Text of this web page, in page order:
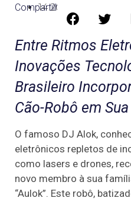
14:20
Compartilhe:
Entre Ritmos
Inovações
Brasileiro
Cão-Robô em
O famoso DJ Alok,
eletrônicos repletos de
como lasers e drones,
novo membro à sua
“Aulok”. Este robô,